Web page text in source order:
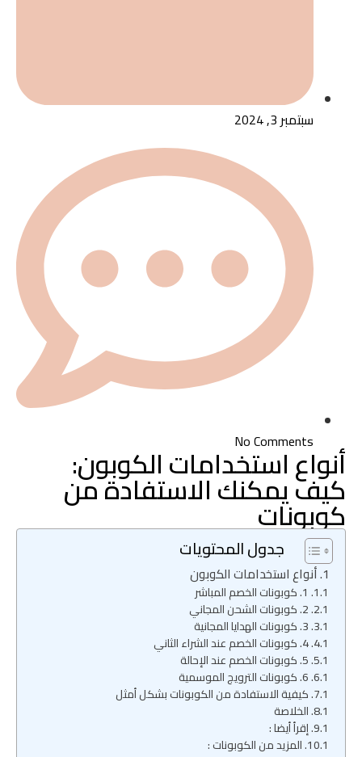
سبتمبر 3, 2024
No Comments
أنواع استخدامات الكوبون:
كيف يمكنك الاستفادة من
كوبونات
جدول المحتويات
أنواع استخدامات الكوبون
1. كوبونات الخصم المباشر
2. كوبونات الشحن المجاني
3. كوبونات الهدايا المجانية
4. كوبونات الخصم عند الشراء الثاني
5. كوبونات الخصم عند الإحالة
6. كوبونات الترويج الموسمية
كيفية الاستفادة من الكوبونات بشكل أمثل
الخلاصة
إقرأ أيضا :
المزيد من الكوبونات :